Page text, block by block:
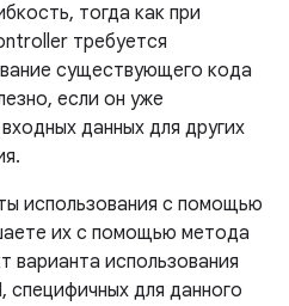
тогда как при
требуется
существующего кода
если он уже
данных для других
использования с помощью
их с помощью метода
варианта использования
специфичных для данного